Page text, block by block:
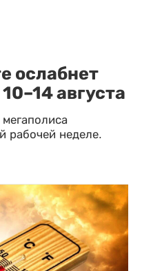
ослабнет
августа
рабочей неделе.